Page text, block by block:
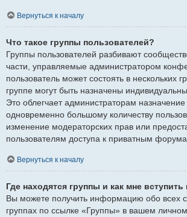
Вернуться к началу
Что такое группы пользователей?
Группы пользователей разбивают
части, управляемые администратором
пользователь может состоять в нескольких
группе могут быть назначены
Это облегчает администраторам назначение
одновременно большому количеству
изменение модераторских прав или
пользователям доступа к приватным
Вернуться к началу
Где находятся группы и как мне вступить
Вы можете получить информацию обо всех
группах по ссылке «Группы» в вашем